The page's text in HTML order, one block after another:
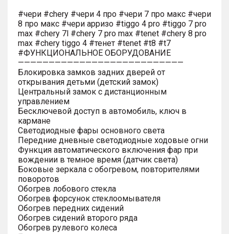
#чери #chery #чери 4 про #чери 7 про макс #чери
8 про макс #чери арризо #tiggo 4 pro #tiggo 7 pro
max #chery 7l #chery 7 pro max #tenet #chery 8 pro
max #chery tiggo 4 #тенет #tenet #t8 #t7
#ФУНКЦИОНАЛЬНОЕ ОБОРУДОВАНИЕ
———————————————————————————
Блокировка замков задних дверей от
открывания детьми (детский замок)
Центральный замок с дистанционным
управлением
Бесключевой доступ в автомобиль, ключ в
кармане
Светодиодные фары основного света
Передние дневные светодиодные ходовые огни
Функция автоматического включения фар при
вождении в темное время (датчик света)
Боковые зеркала с обогревом, повторителями
поворотов
Обогрев лобового стекла
Обогрев форсунок стеклоомывателя
Обогрев передних сидений
Обогрев сидений второго ряда
Обогрев рулевого колеса